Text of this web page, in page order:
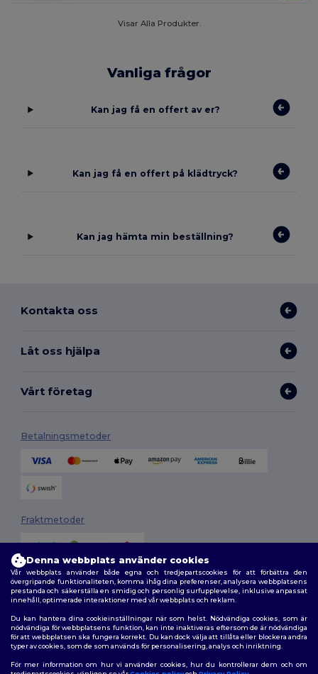
Visar Alla Produkter.
Vanliga frågor
Kan jag få en offert av er?
Kan jag få en offert på klädtryck?
Kan jag hämta min beställning?
Kontakta oss
Låt oss hjälpa
Vårt företag
Betalningsmetoder
Fraktmetoder
Följ oss
Denna webbplats använder cookies
Vår webbplats använder både egna och tredjepartscookies för att förbättra den
övergripande funktionaliteten, komma ihåg dina preferenser, analysera webbplatsens
prestanda och säkerställa en smidig och personlig surfupplevelse, inklusive anpassat
innehåll, optimerade interaktioner med vår webbplats och reklam.
Du kan hantera dina cookieinställningar när som helst. Nödvändiga cookies, som är
nödvändiga för webbplatsens funktion, kan inte inaktiveras eftersom de är nödvändiga
för att webbplatsen ska fungera korrekt. Du kan dock välja att tillåta eller blockera andra
typer av cookies, som de som används för personalisering, analys och inriktning.
För mer information om hur vi använder cookies, hur du kontrollerar dem och om